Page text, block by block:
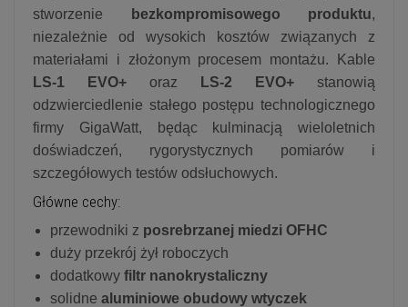
stworzenie
bezkompromisowego produktu,
niezależnie od wysokich kosztów związanych z
materiałami i złożonym procesem montażu. Kable
LS-1 EVO+ oraz LS-2 EVO+ stanowią
odzwierciedlenie stałego postępu technologicznego
firmy GigaWatt, będąc kulminacją wieloletnich
doświadczeń, rygorystycznych pomiarów i
szczegółowych testów odsłuchowych.
Główne cechy:
przewodniki z posrebrzanej miedzi OFHC
duży przekrój żył roboczych
dodatkowy filtr nanokrystaliczny
solidne aluminiowe obudowy wtyczek